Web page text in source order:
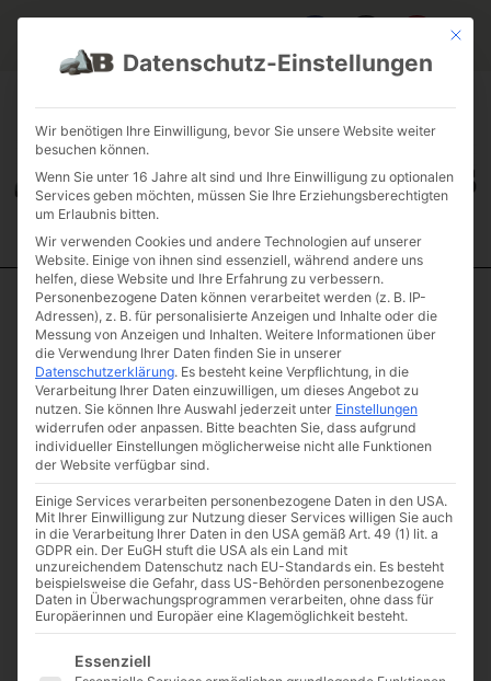
JOBS
FUHRPARK
Start/Einzelsteine/Schmuckstein/ Diabas „Truth“
Diabas „Truth“
Artikelnummer: A3-7
€67,83 (inkl. MwSt.)
Gewicht & Maße
Gewicht
ca.
160
Länge
ca.
cm
Mit
Datenschutz-Einstellungen
Wir benötigen Ihre Einwilligung, bevor Sie unsere Website weiter
besuchen können.
Wenn Sie unter 16 Jahre alt sind und Ihre Einwilligung zu optionalen
Services geben möchten, müssen Sie Ihre Erziehungsberechtigten
um Erlaubnis bitten.
Wir verwenden Cookies und andere Technologien auf unserer
Website. Einige von ihnen sind essenziell, während andere uns
helfen, diese Website und Ihre Erfahrung zu verbessern.
Personenbezogene Daten können verarbeitet werden (z. B. IP-
Adressen), z. B. für personalisierte Anzeigen und Inhalte oder die
Messung von Anzeigen und Inhalten. Weitere Informationen über
die Verwendung Ihrer Daten finden Sie in unserer
Datenschutzerklärung. Es besteht keine Verpflichtung, in die
Verarbeitung Ihrer Daten einzuwilligen, um dieses Angebot zu
nutzen. Sie können Ihre Auswahl jederzeit unter Einstellungen
widerrufen oder anpassen. Bitte beachten Sie, dass aufgrund
individueller Einstellungen möglicherweise nicht alle Funktionen
der Website verfügbar sind.
Einige Services verarbeiten personenbezogene Daten in den USA.
Mit Ihrer Einwilligung zur Nutzung dieser Services willigen Sie auch
in die Verarbeitung Ihrer Daten in den USA gemäß Art. 49 (1) lit. a
GDPR ein. Der EuGH stuft die USA als ein Land mit
unzureichendem Datenschutz nach EU-Standards ein. Es besteht
beispielsweise die Gefahr, dass US-Behörden personenbezogene
Daten in Überwachungsprogrammen verarbeiten, ohne dass für
Europäerinnen und Europäer eine Klagemöglichkeit besteht.
Es folgt eine Liste der Service-Gruppen, für die eine
Essenziell